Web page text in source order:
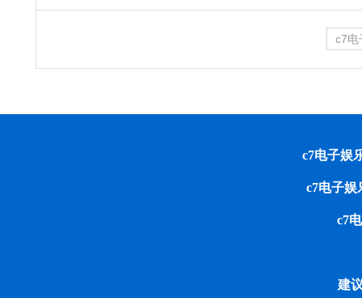
c7电
c7电子娱
c7电子娱
c7
建